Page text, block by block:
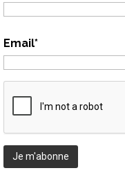
Email*